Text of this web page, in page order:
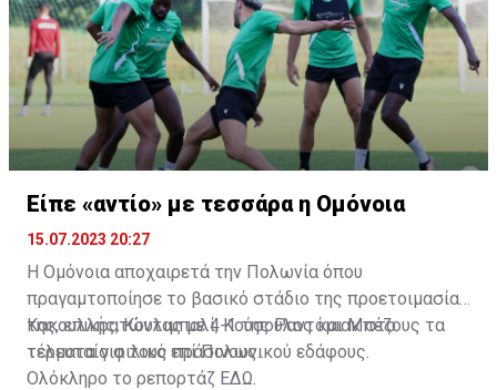
Είπε «αντίο» με τεσσάρα η Ομόνοια
15.07.2023 20:27
Η Ομόνοια αποχαιρετά την Πολωνία όπου
πραγαμτοποίησε το βασικό στάδιο της προετοιμασίας
της, επικρατώντας με 4-1 της Ραντόμιακ στο
τελευταίο φιλικό επί Πολωνικού εδάφους.
Κακουλλής, Κουλιμπαλί, Κούσουλος και Μπέζους τα
τέρματα για τους πράσινους.
Ολόκληρο το ρεπορτάζ ΕΔΩ